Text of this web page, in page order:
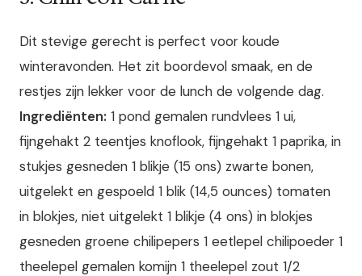
Dit stevige gerecht is perfect voor koude
winteravonden. Het zit boordevol smaak, en de
restjes zijn lekker voor de lunch de volgende dag.
Ingrediënten: 1 pond gemalen rundvlees 1 ui,
fijngehakt 2 teentjes knoflook, fijngehakt 1 paprika, in
stukjes gesneden 1 blikje (15 ons) zwarte bonen,
uitgelekt en gespoeld 1 blik (14,5 ounces) tomaten
in blokjes, niet uitgelekt 1 blikje (4 ons) in blokjes
gesneden groene chilipepers 1 eetlepel chilipoeder 1
theelepel gemalen komijn 1 theelepel zout 1/2